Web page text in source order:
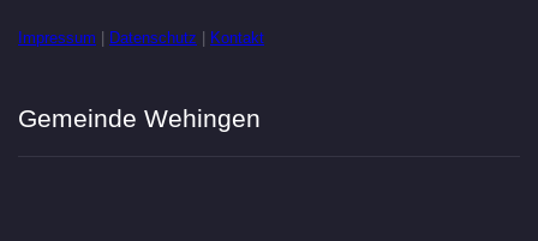
Impressum Datenschutz Kontakt
Gemeinde Wehingen